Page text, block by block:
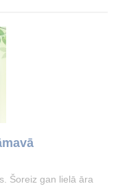
Šoreiz gan lielā āra